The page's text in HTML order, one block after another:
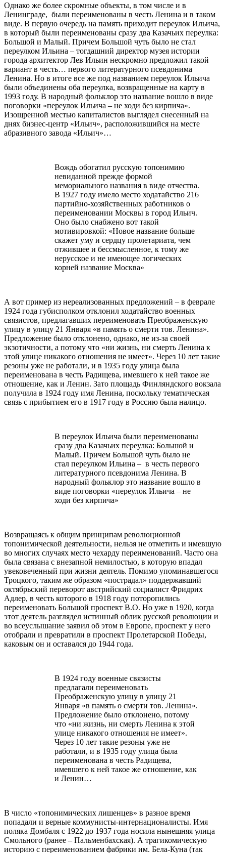
Однако же более скромные объекты, в том числе и в
Ленинграде, были переименованы в честь Ленина и в таком
виде. В первую очередь на память приходит переулок Ильича,
в который были переименованы сразу два Казачьих переулка:
Большой и Малый. Причем Большой чуть было не стал
переулком Ильина – тогдашний директор музея истории
города архитектор Лев Ильин нескромно предложил такой
вариант в честь… первого литературного псевдонима
Ленина. Но в итоге все же под названием переулок Ильича
были объединены оба переулка, возвращенные на карту в
1993 году. В народный фольклор это название вошло в виде
поговорки «переулок Ильича – не ходи без кирпича».
Изощренной местью капиталистов выглядел снесенный на
днях бизнес-центр «Ильич», расположившийся на месте
абразивного завода «Ильич»…
Вождь обогатил русскую топонимию
невиданной прежде формой
мемориального названия в виде отчества.
В 1927 году имело место ходатайство 216
партийно-хозяйственных работников о
переименовании Москвы в город Ильич.
Оно было снабжено вот такой
мотивировкой: «Новое название больше
скажет уму и сердцу пролетариата, чем
отжившее и бессмысленное, к тому же
нерусское и не имеющее логических
корней название Москва»
А вот пример из нереализованных предложений – в феврале
1924 года губисполком отклонил ходатайство военных
связистов, предлагавших переименовать Преображенскую
улицу в улицу 21 Января «в память о смерти тов. Ленина».
Предложение было отклонено, однако, не из-за своей
экзотичности, а потому что «ни жизнь, ни смерть Ленина к
этой улице никакого отношения не имеет». Через 10 лет такие
резоны уже не работали, и в 1935 году улица была
переименована в честь Радищева, имевшего к ней такое же
отношение, как и Ленин. Зато площадь Финляндского вокзала
получила в 1924 году имя Ленина, поскольку тематическая
связь с прибытием его в 1917 году в Россию была налицо.
В переулок Ильича были переименованы
сразу два Казачьих переулка: Большой и
Малый. Причем Большой чуть было не
стал переулком Ильина – в честь первого
литературного псевдонима Ленина. В
народный фольклор это название вошло в
виде поговорки «переулок Ильича – не
ходи без кирпича»
Возвращаясь к общим принципам революционной
топонимической деятельности, нельзя не отметить и имевшую
во многих случаях место чехарду переименований. Часто она
была связана с внезапной немилостью, в которую впадал
увековеченный при жизни деятель. Помимо упоминавшегося
Троцкого, таким же образом «пострадал» поддержавший
октябрьский переворот австрийский социалист Фридрих
Адлер, в честь которого в 1918 году поторопились
переименовать Большой проспект В.О. Но уже в 1920, когда
этот деятель разглядел истинный облик русской революции и
во всеуслышание заявил об этом в Европе, проспект у него
отобрали и превратили в проспект Пролетарской Победы,
каковым он и оставался до 1944 года.
В 1924 году военные связисты
предлагали переименовать
Преображенскую улицу в улицу 21
Января «в память о смерти тов. Ленина».
Предложение было отклонено, потому
что «ни жизнь, ни смерть Ленина к этой
улице никакого отношения не имеет».
Через 10 лет такие резоны уже не
работали, и в 1935 году улица была
переименована в честь Радищева,
имевшего к ней такое же отношение, как
и Ленин…
В число «топонимических лишенцев» в разное время
попадали и верные коммунисты-интернационалисты. Имя
поляка Домбаля с 1922 до 1937 года носила нынешняя улица
Смольного (ранее – Пальменбахская). А трагикомическую
историю с переименованием фабрики им. Бела-Куна (так